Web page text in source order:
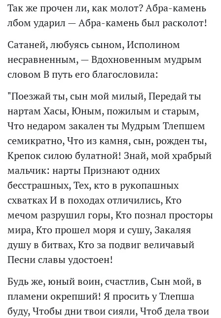
Так же прочен ли, как молот? Абра-камень
лбом ударил — Абра-камень был расколот!
Сатаней, любуясь сыном, Исполином
несравненным, — Вдохновенным мудрым
словом В путь его благословила:
"Поезжай ты, сын мой милый, Передай ты
нартам Хасы, Юным, пожилым и старым,
Что недаром закален ты Мудрым Тлепшем
семикратно, Что из камня, сын, рожден ты,
Крепок силою булатной! Знай, мой храбрый
мальчик: нарты Признают одних
бесстрашных, Тех, кто в рукопашных
схватках И в походах отличились, Кто
мечом разрушил горы, Кто познал просторы
мира, Кто прошел моря и сушу, Закаляя
душу в битвах, Кто за подвиг величавый
Песни славы удостоен!
Будь же, юный воин, счастлив, Сын мой, в
пламени окрепший! Я просить у Тлепша
буду, Чтобы дни твои сияли, Чтоб дела твои